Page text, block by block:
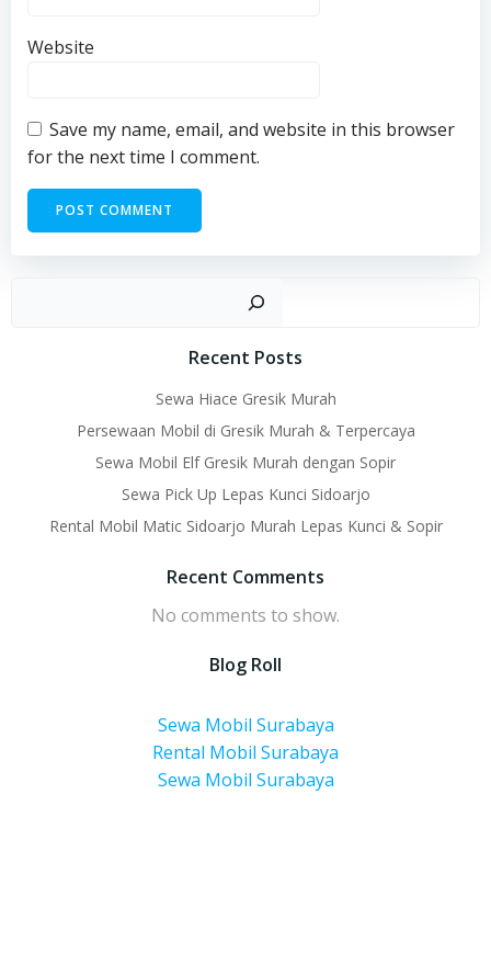
Website
Save my name, email, and website in this browser
for the next time I comment.
Recent Posts
Sewa Hiace Gresik Murah
Persewaan Mobil di Gresik Murah & Terpercaya
Sewa Mobil Elf Gresik Murah dengan Sopir
Sewa Pick Up Lepas Kunci Sidoarjo
Rental Mobil Matic Sidoarjo Murah Lepas Kunci & Sopir
Recent Comments
No comments to show.
Blog Roll
Sewa Mobil Surabaya
Rental Mobil Surabaya
Sewa Mobil Surabaya